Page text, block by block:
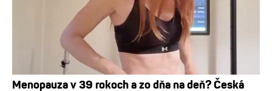
Menopauza v 39 rokoch a zo dňa na deň? Česká